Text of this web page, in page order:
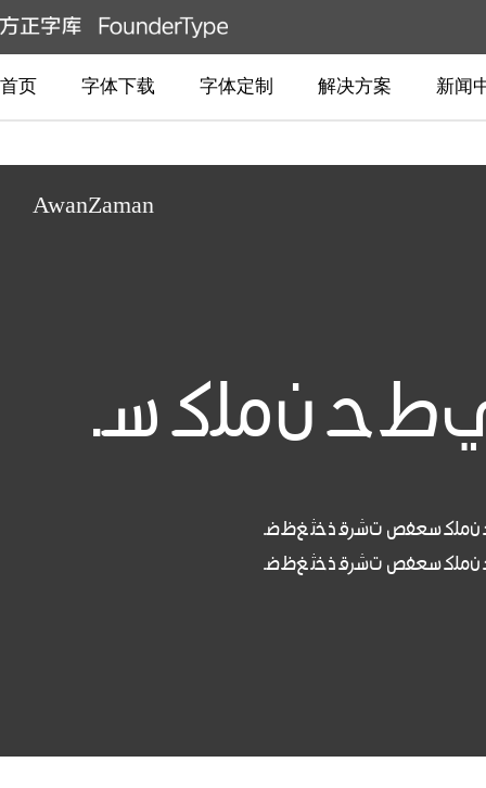
首页 字体下载 字体定制 解决方案 新闻
AwanZaman
ﻲطﺣ نﻣﻠﻛ ﺳ
نﻣﻠﻛ ﺳﻌﻔص تﺷرﻗ ذﺧﺛ ﻎظﺿ
نﻣﻠﻛ ﺳﻌﻔص تﺷرﻗ ذﺧﺛ ﻎظﺿ